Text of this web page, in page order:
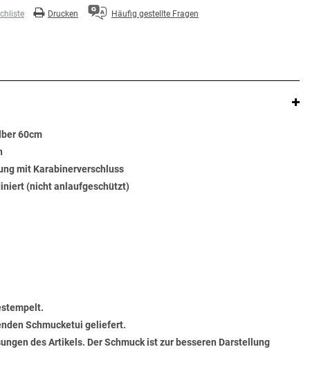
Drucken Häufig gestellte Fragen
60cm
mit Karabinerverschluss
(nicht anlaufgeschützt)
Schmucketui geliefert.
des Artikels. Der Schmuck ist zur besseren Darstellung